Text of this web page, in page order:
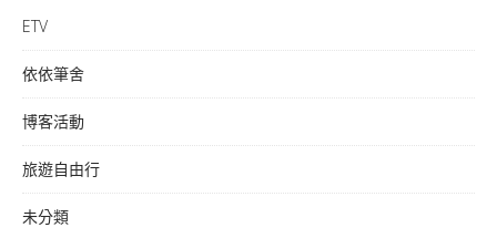
ETV
依依筆舍
博客活動
旅遊自由行
未分類